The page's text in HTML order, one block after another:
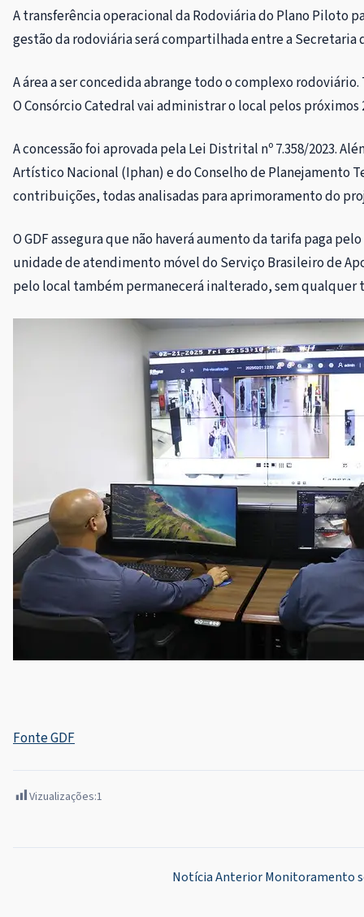
A transferência operacional da Rodoviária do Plano Piloto
gestão da rodoviária será compartilhada entre a
A área a ser concedida abrange todo o complexo
O Consórcio Catedral vai administrar o local pelos
A concessão foi aprovada pela Lei Distrital nº 7.358/2023.
Artístico Nacional (Iphan) e do Conselho de Planejamento
contribuições, todas analisadas para aprimoramento do
O GDF assegura que não haverá aumento da tarifa paga
unidade de atendimento móvel do Serviço Brasileiro de
pelo local também permanecerá inalterado, sem qualquer
Fonte GDF
Vizualizações:1
Notícia Anterior Monitoramento